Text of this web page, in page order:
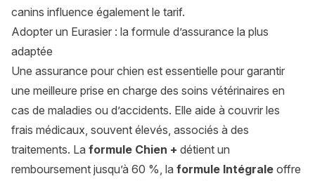
canins influence également le tarif.
Adopter un Eurasier : la formule d’assurance la plus
adaptée
Une assurance pour chien est essentielle pour garantir
une meilleure prise en charge des soins vétérinaires en
cas de maladies ou d’accidents. Elle aide à couvrir les
frais médicaux, souvent élevés, associés à des
traitements. La formule Chien + détient un
remboursement jusqu’à 60 %, la formule Intégrale offre